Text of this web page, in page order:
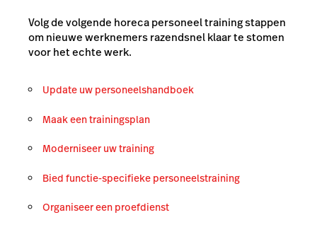
Volg de volgende horeca personeel training stappen
om nieuwe werknemers razendsnel klaar te stomen
voor het echte werk.
Update uw personeelshandboek
Maakeen trainingsplan
Moderniseer uw training
Bied functie-specifieke personeelstraining
Organiseereen proefdienst